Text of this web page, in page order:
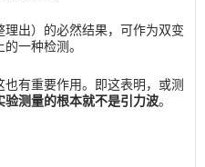
出）的必然结果，可作为双变
一种检测。
有重要作用。即这表明，或测
验测量的根本就不是引力波。